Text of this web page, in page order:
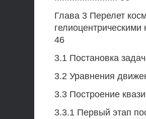
Глава 3 Перелет
46
3.1 Постановка
3.2 Уравнения
3.3 Построение
3.3.1 Первый этап